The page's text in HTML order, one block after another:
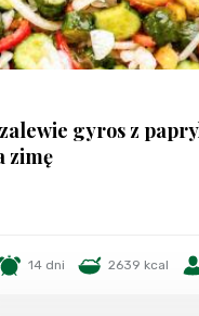
gyros z
zimę
14 dni 2639 kcal